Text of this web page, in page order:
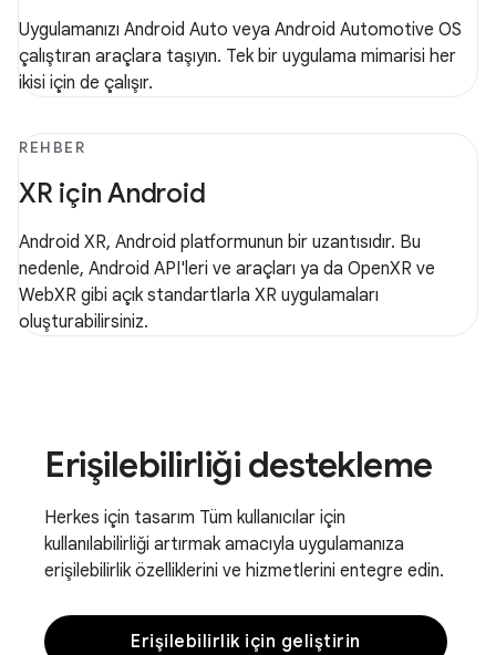
Uygulamanızı Android Auto veya Android Automotive OS
çalıştıran araçlara taşıyın. Tek bir uygulama mimarisi her
ikisi için de çalışır.
REHBER
XR için Android
Android XR, Android platformunun bir uzantısıdır. Bu
nedenle, Android API'leri ve araçları ya da OpenXR ve
WebXR gibi açık standartlarla XR uygulamaları
oluşturabilirsiniz.
Erişilebilirliği destekleme
Herkes için tasarım Tüm kullanıcılar için
kullanılabilirliği artırmak amacıyla uygulamanıza
erişilebilirlik özelliklerini ve hizmetlerini entegre edin.
Erişilebilirlik için geliştirin